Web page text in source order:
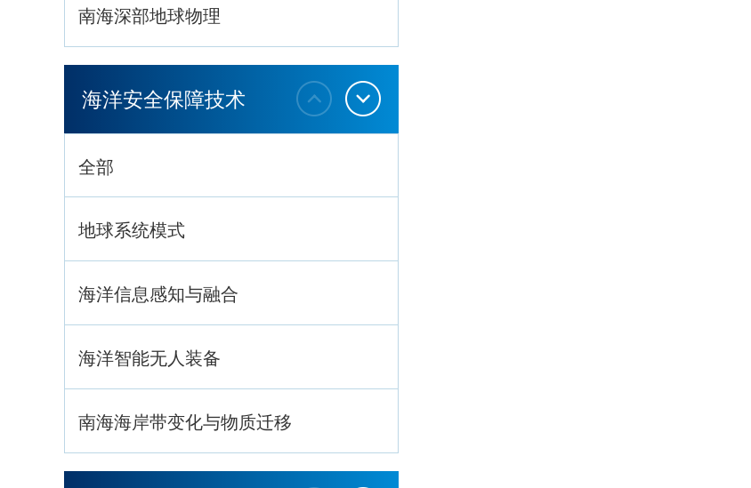
南海深部地球物理
海洋安全保障技术
全部
地球系统模式
海洋信息感知与融合
海洋智能无人装备
南海海岸带变化与物质迁移